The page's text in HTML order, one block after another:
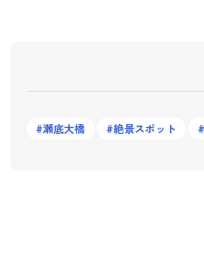
瀬底大橋 絶景スポット